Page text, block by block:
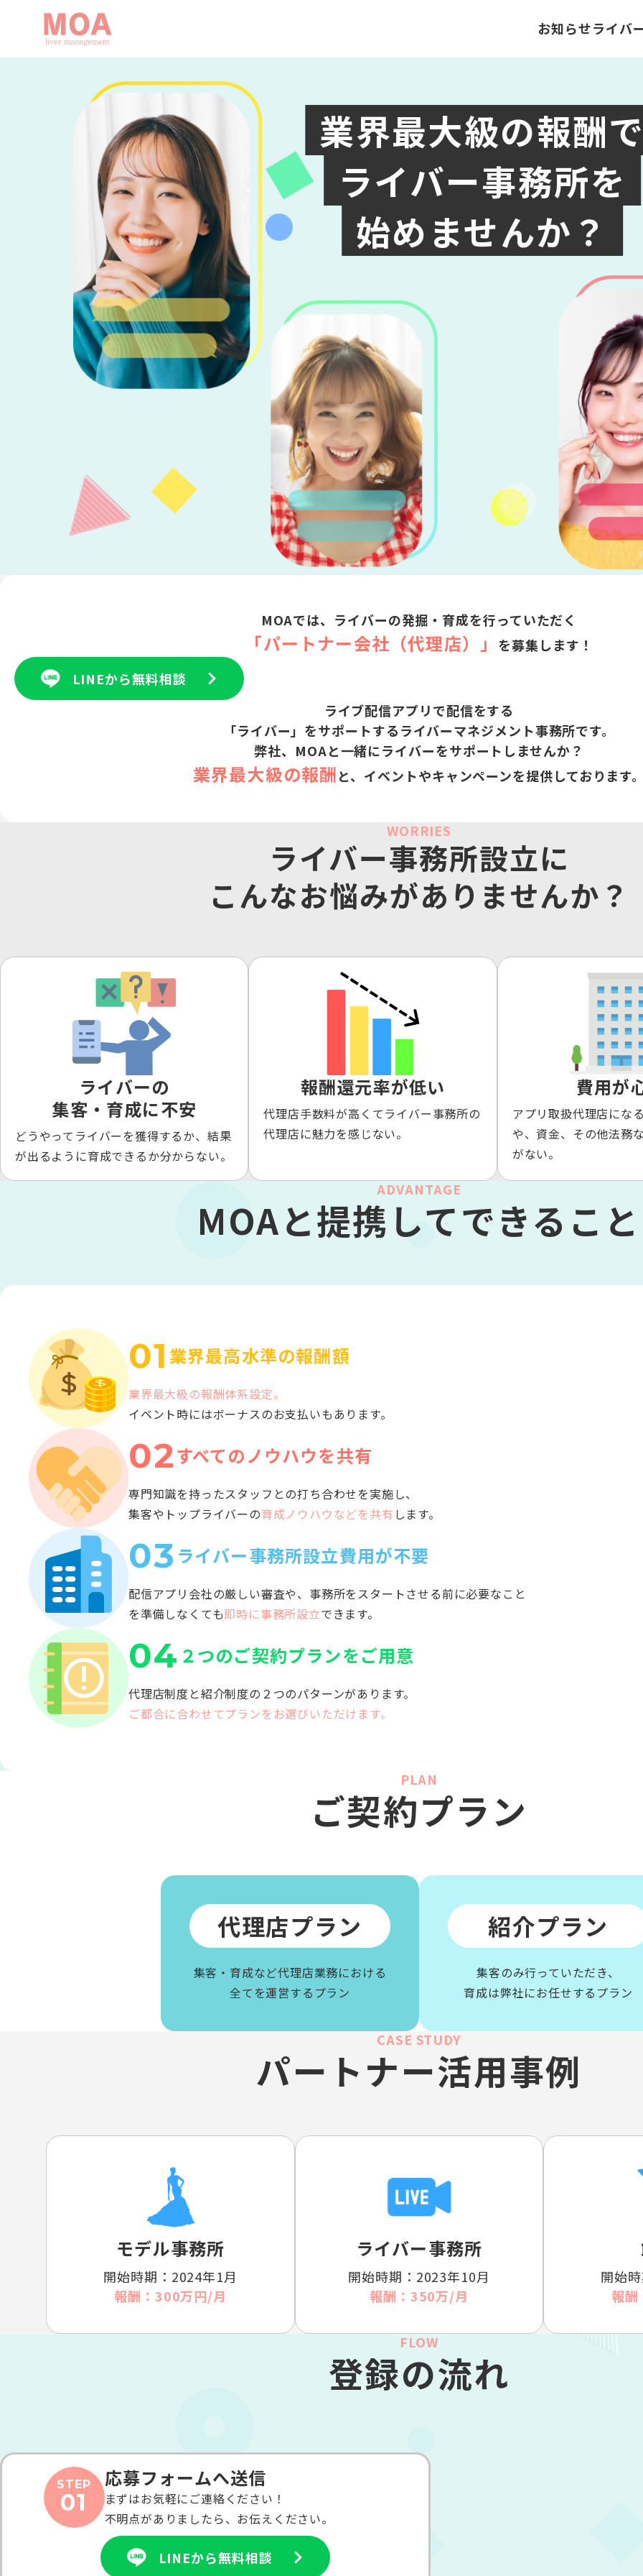
お知らせライバ
業界最大級の報酬
ライバー事務所を
始めませんか？
MOAでは、 ライバーの発掘・育成を行っていただく
「パートナー会社（代理店）」
を募集します！
LINEから無料相談
ライブ配信アプリで配信をする
「ライバー」をサポートするライバーマネジメント事務所です。
弊社、MOAと一緒にライバーをサポートしませんか？
業界最大級の報酬と、 イベントやキャンペーンを提供しております
WORRIES
ライバー事務所設立に
こんなお悩みがありませんか？
ライバーの
集客・育成に不安
どうやってライバーを獲得するか、結果
が出るように育成できるか分からない。
報酬還元率が低い
代理店手数料が高くてライバー事務所の
代理店に魅力を感じない。
費用が
アプリ取扱代理店にな
や、資金、その他法務
がない。
ADVANTAGE
MOAと提携してできること
01 業界最高水準の報酬額
業界最大級の報酬体系設定。
イベント時にはボーナスのお支払いもあります。
02すべてのノウハウを共有
専門知識を持ったスタッフとの打ち合わせを実施し、
集客やトップライバーの育成ノウハウなどを共有 します。
03 ライバー事務所設立費用が不要
配信アプリ会社の厳しい審査や、事務所をスタートさせる前に必要なこと
を準備しなくても即時に事務所設立できます。
04 ２つのご契約プランをご用意
代理店制度と紹介制度の２つのパターンがあります。
ご都合に合わせてプランをお選びいただけます。
PLAN
ご契約プラン
代理店プラン
集客・育成など代理店業務における
全てを運営するプラン
紹介プラン
集客のみ行っていただき、
育成は弊社にお任せするプラン
CASE STUDY
パートナー活用事例
モデル事務所
開始時期：2024年1月
報酬：300万円/月
ライバー事務所
開始時期：2023年10月
報酬：350万/月
開始
報
FLOW
登録の流れ
STEP
01
応募フォームへ送信
まずはお気軽にご連絡ください！
不明点がありましたら、お伝えください。
LINEから無料相談